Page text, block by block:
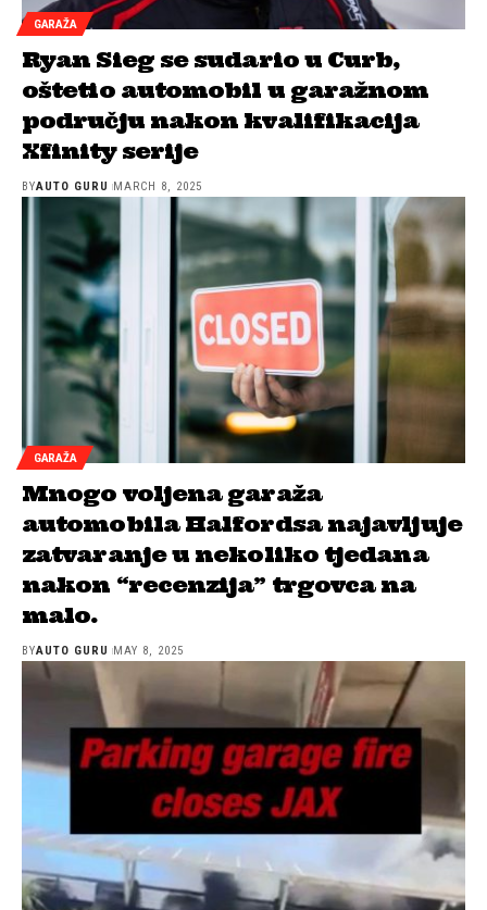
GARAŽA
Ryan Sieg se sudario u Curb,
oštetio automobil u garažnom
području nakon kvalifikacija
Xfinity serije
BYAUTO GURU MARCH 8, 2025
GARAŽA
Mnogo voljena garaža
automobila Halfordsa najavljuje
zatvaranje u nekoliko tjedana
nakon “recenzija” trgovca na
malo.
BYAUTO GURU MAY 8, 2025